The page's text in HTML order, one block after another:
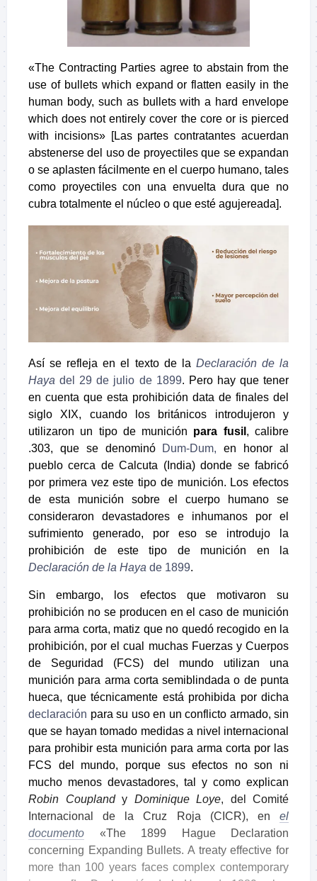
«The Contracting Parties agree to abstain from the
use of bullets which expand or flatten easily in the
human body, such as bullets with a hard envelope
which does not entirely cover the core or is pierced
with incisions» [Las partes contratantes acuerdan
abstenerse del uso de proyectiles que se expandan
o se aplasten fácilmente en el cuerpo humano, tales
como proyectiles con una envuelta dura que no
cubra totalmente el núcleo o que esté agujereada].
Así se refleja en el texto de la Declaración de la
Haya del 29 de julio de 1899. Pero hay que tener
en cuenta que esta prohibición data de finales del
siglo XIX, cuando los británicos introdujeron y
utilizaron un tipo de munición para fusil , calibre
.303, que se denominóDum-Dum, en honor al
pueblo cerca de Calcuta (India) donde se fabricó
por primera vez este tipo de munición. Los efectos
de esta munición sobre el cuerpo humano se
consideraron devastadores e inhumanos por el
sufrimiento generado, por eso se introdujo la
prohibición de este tipo de munición en la
Declaración de la Haya de 1899.
Sin embargo, los efectos que motivaron su
prohibición no se producen en el caso de munición
para arma corta, matiz que no quedó recogido en la
prohibición, por el cual muchas Fuerzas y Cuerpos
de Seguridad (FCS) del mundo utilizan una
munición para arma corta semiblindada o de punta
hueca, que técnicamente está prohibida por dicha
declaración para su uso en un conflicto armado, sin
que se hayan tomado medidas a nivel internacional
para prohibir esta munición para arma corta por las
FCS del mundo, porque sus efectos no son ni
mucho menos devastadores, tal y como explican
Robin Couplandy Dominique Loye, del Comité
Internacional de la Cruz Roja (CICR), en el
documento «The 1899 Hague Declaration
concerning Expanding Bullets. A treaty effective for
more than 100 years faces complex contemporary